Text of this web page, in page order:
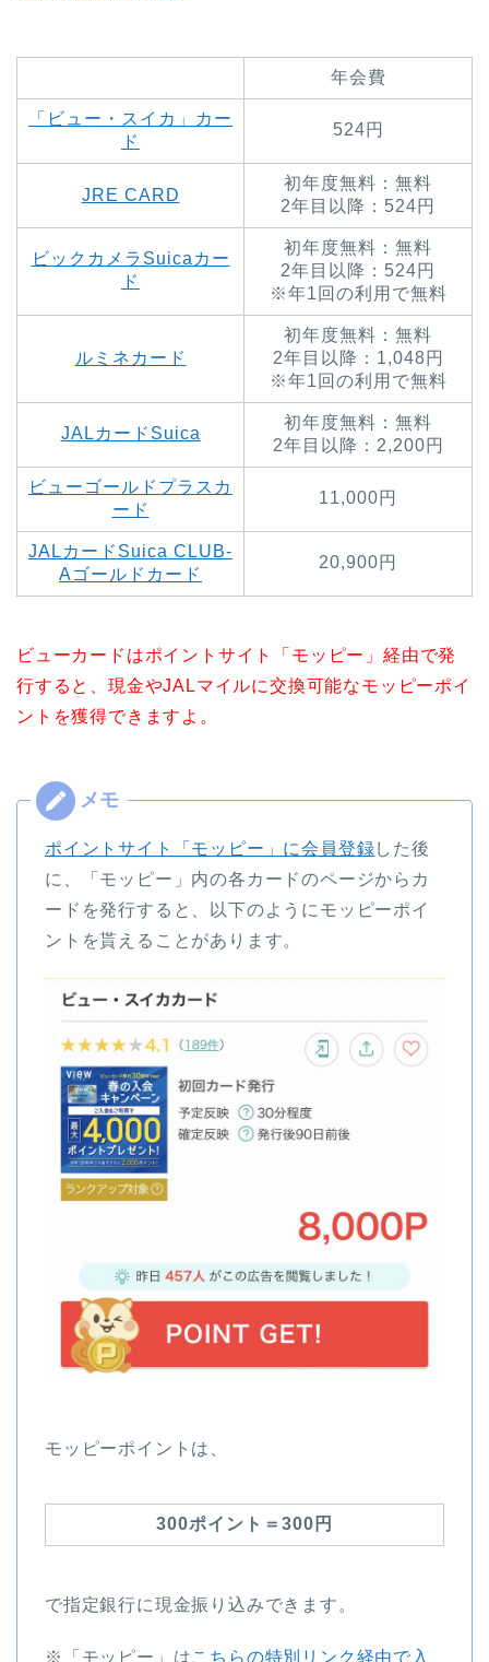
年会費
「ビュー・スイカ」カー
ド
524円
JRE CARD
初年度無料：無料
2年目以降：524円
ビックカメラSuicaカー
ド
初年度無料：無料
2年目以降：524円
※年1回の利用で無料
ルミネカード
初年度無料：無料
2年目以降：1,048円
※年1回の利用で無料
JALカードSuica
初年度無料：無料
2年目以降：2,200円
ビューゴールドプラスカ
ード
11,000円
JALカードSuica CLUB-
Aゴールドカード
20,900円
ビューカードはポイントサイト「モッピー」経由で発
行すると、現金やJALマイルに交換可能なモッピーポイ
ントを獲得できますよ。
ポイントサイト「モッピー」に会員登録した後
に、「モッピー」内の各カードのページからカ
ードを発行すると、以下のようにモッピーポイ
ントを貰えることがあります。
モッピーポイントは、
300ポイント＝300円
で指定銀行に現金振り込みできます。
※「モッピー」はこちらの特別リンク経由で入